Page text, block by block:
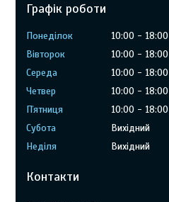
Графік роботи
Понеділок 10:00
18:00
Вівторок
10:00
18:00
Середа
10:00
18:00
Четвер
10:00
18:00
Пʼятниця
10:00
18:00
Субота
Вихідний
Неділя
Вихідний
Контакти